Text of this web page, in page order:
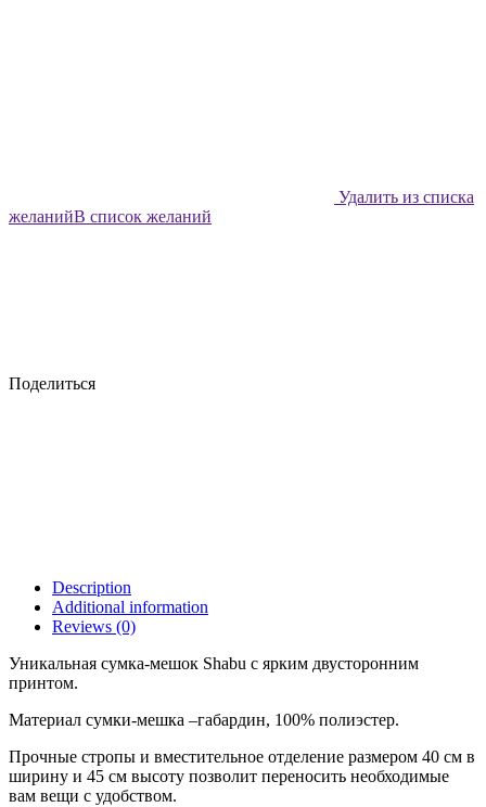
Удалить из списка
желанийВ список желаний
Поделиться
Description
Additional information
Reviews (0)
Уникальная сумка-мешок Shabu с ярким двусторонним
принтом.
Материал сумки-мешка –габардин, 100% полиэстер.
Прочные стропы и вместительное отделение размером 40 см в
ширину и 45 см высоту позволит переносить необходимые
вам вещи с удобством.